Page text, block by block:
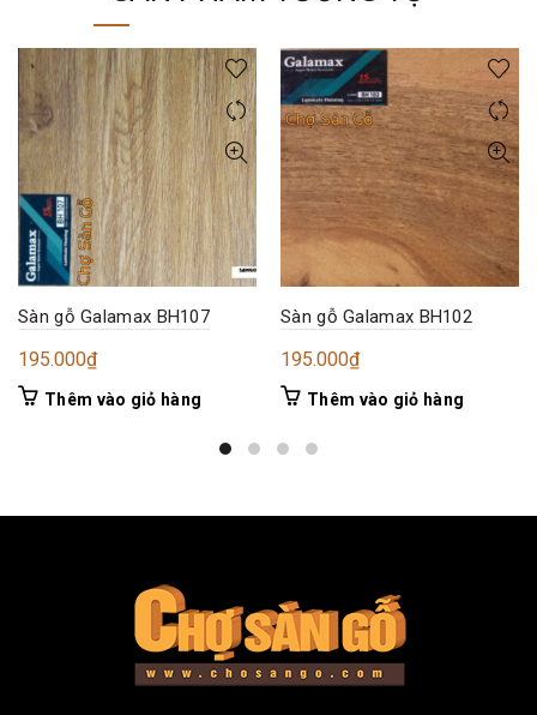
Sàn gỗ Galamax BH107
195.000₫
Thêm vào giỏ hàng
Sàn gỗ Galamax BH102
195.000₫
Thêm vào giỏ hàng